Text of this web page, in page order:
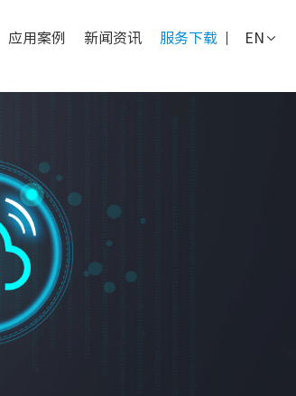
EN
应用案例 新闻资讯 服务下载